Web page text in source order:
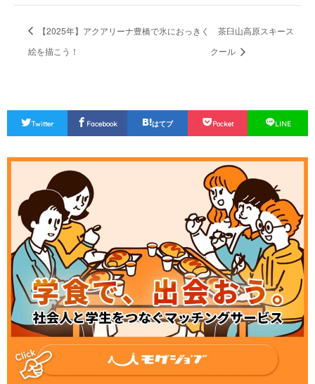
【2025年】アクアリーナ豊橋で氷におっきく
絵を描こう！
茶臼山高原スキース
クール
Twitter Facebook はてブ Pocket LINE